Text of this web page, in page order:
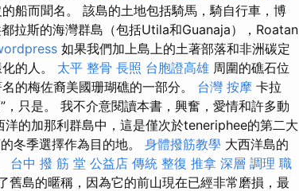
船而聞名。 該島的土地包括騎馬，騎自行車，博
拉斯的海灣群島（包括Utila和Guanaja），Roatan
如果我們加上島上的土著部落和非洲碳定
的人。 太平 整骨 長照 台胞證高雄 周圍的礁石位
的梅佐裔美國珊瑚礁的一部分。 台灣 按摩 卡拉
，只是。 我不介意閱讀本書，興奮，愛情和許多動
洋的加那利群島中，這是僅次於teneriphee的第二大
冬季選擇作為目的地。 身體撥筋教學 大西洋島的
台中 撥 筋 堂 公益店 傳統 整復 推拿 深層 調理 職
舊島的暱稱，因為它的前山現在已經非常磨損，最